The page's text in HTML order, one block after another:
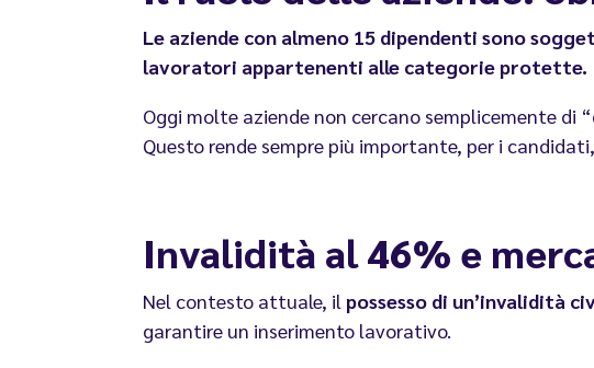
Le aziende con almeno 15 dipendenti sono
lavoratori appartenenti alle categorie protette.
Oggi molte aziende non cercano semplicemente di
Questo rende sempre più importante, per i
Invalidità al 46% e
Nel contesto attuale, il possesso di un’invalidità
garantire un inserimento lavorativo.